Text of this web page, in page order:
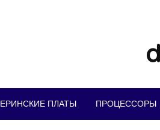
ПЛАТЫ ПРОЦЕССОРЫ